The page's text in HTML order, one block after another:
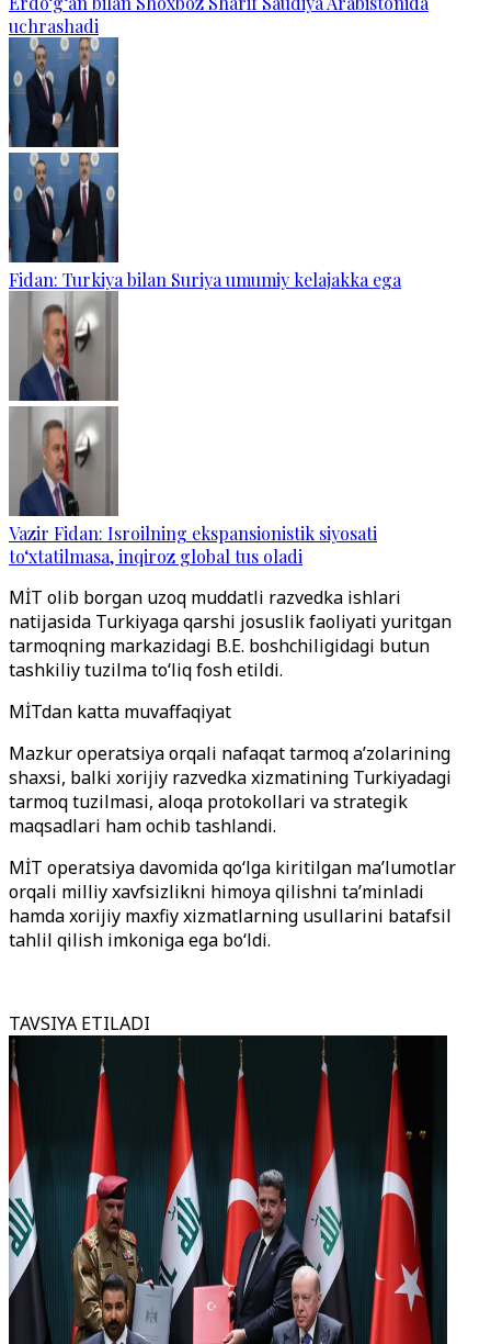
uchrashadi
Fidan: Turkiya bilan Suriya umumiy kelajakka ega
Vazir Fidan: Isroilning ekspansionistik siyosati
to‘xtatilmasa, inqiroz global tus oladi
MİT olib borgan uzoq muddatli razvedka ishlari
natijasida Turkiyaga qarshi josuslik faoliyati yuritgan
tarmoqning markazidagi B.E. boshchiligidagi butun
tashkiliy tuzilma to‘liq fosh etildi.
MİTdan katta muvaffaqiyat
Mazkur operatsiya orqali nafaqat tarmoq a’zolarining
shaxsi, balki xorijiy razvedka xizmatining Turkiyadagi
tarmoq tuzilmasi, aloqa protokollari va strategik
maqsadlari ham ochib tashlandi.
MİT operatsiya davomida qo‘lga kiritilgan ma’lumotlar
orqali milliy xavfsizlikni himoya qilishni ta’minladi
hamda xorijiy maxfiy xizmatlarning usullarini batafsil
tahlil qilish imkoniga ega bo‘ldi.
TAVSIYA ETILADI